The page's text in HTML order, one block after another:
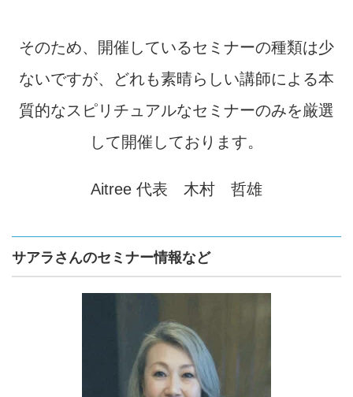
そのため、開催しているセミナーの種類は少
ないですが、どれも素晴らしい講師による本
質的なスピリチュアルなセミナーのみを厳選
して開催しております。
Aitree 代表 木村 哲雄
サアラさんのセミナー情報など